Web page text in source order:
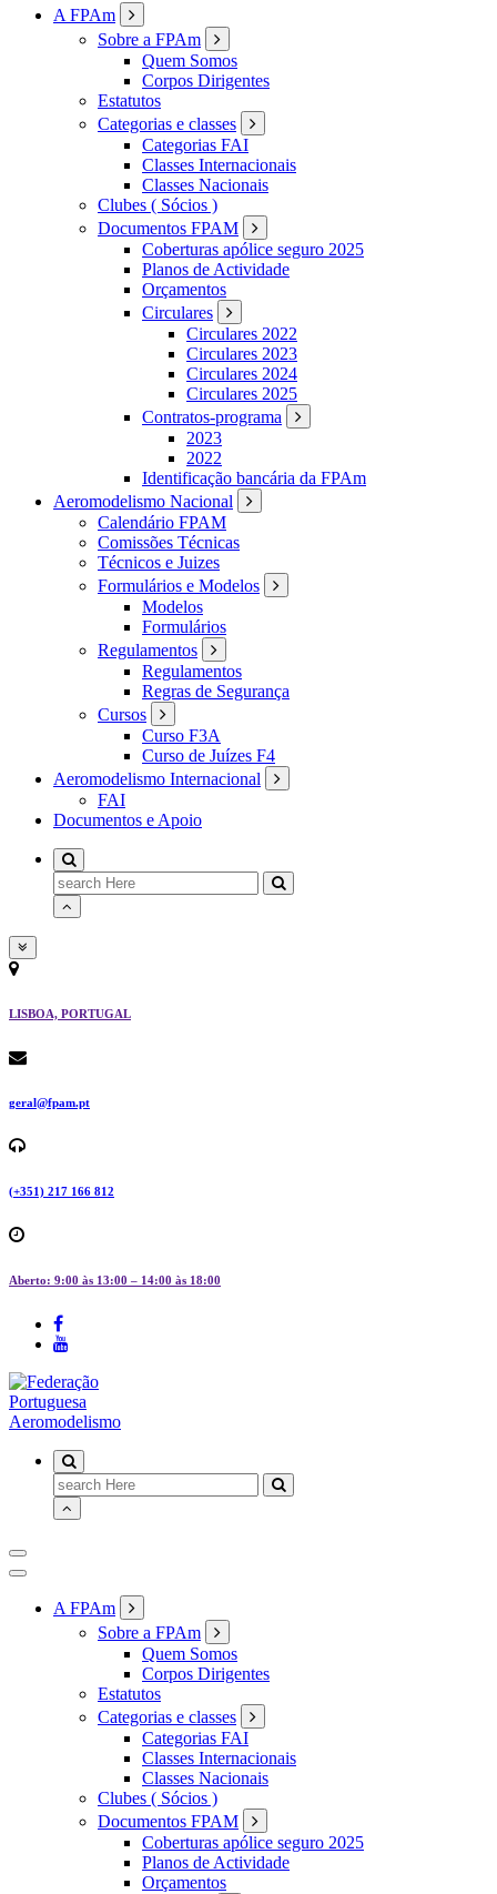
FPAMA FPAm
Sobre a FPAm
Quem Somos
Corpos Dirigentes
Estatutos
Categorias e classes
Categorias FAI
Classes Internacionais
Classes Nacionais
Clubes ( Sócios )
Documentos FPAM
Coberturas apólice seguro 2025
Planos de Actividade
Orçamentos
Circulares
Circulares 2022
Circulares 2023
Circulares 2024
Circulares 2025
Contratos-programa
2023
2022
Identificação bancária da FPAm
Aeromodelismo Nacional
Calendário FPAM
Comissões Técnicas
Técnicos e Juizes
Formulários e Modelos
Modelos
Formulários
Regulamentos
Regulamentos
Regras de Segurança
Cursos
Curso F3A
Curso de Juízes F4
Aeromodelismo Internacional
FAI
Documentos e Apoio
Search
for:
LISBOA, PORTUGAL
geral@fpam.pt
(+351) 217 166 812
Aberto: 9:00 às 13:00 – 14:00 às 18:00
FPAM
Search
for:
A FPAm
Sobre a FPAm
Quem Somos
Corpos Dirigentes
Estatutos
Categorias e classes
Categorias FAI
Classes Internacionais
Classes Nacionais
Clubes ( Sócios )
Documentos FPAM
Coberturas apólice seguro 2025
Planos de Actividade
Orçamentos